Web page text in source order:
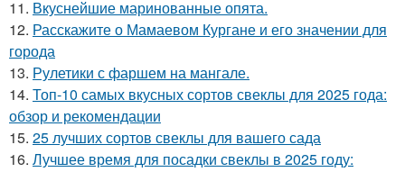
11. Вкуснейшие маринованные опята.
12. Расскажите о Мамаевом Кургане и его значении для
города
13. Рулетики с фаршем на мангале.
14. Топ-10 самых вкусных сортов свеклы для 2025 года:
обзор и рекомендации
15. 25 лучших сортов свеклы для вашего сада
16. Лучшее время для посадки свеклы в 2025 году: